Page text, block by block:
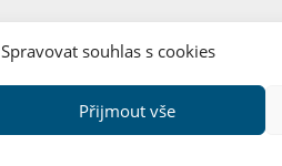
Spravovat souhlas s cookies
Přijmout vše